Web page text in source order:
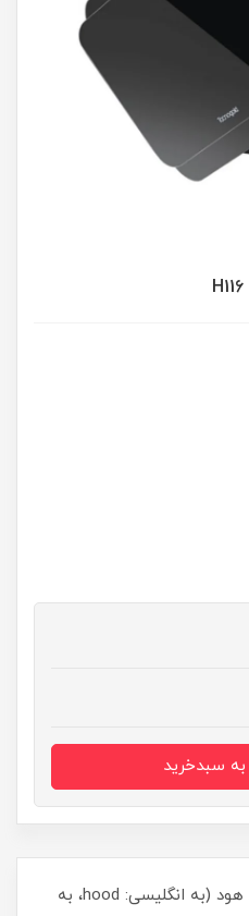
هواکش آشپزخانه که به آن هود (به انگلیسی: hood، به